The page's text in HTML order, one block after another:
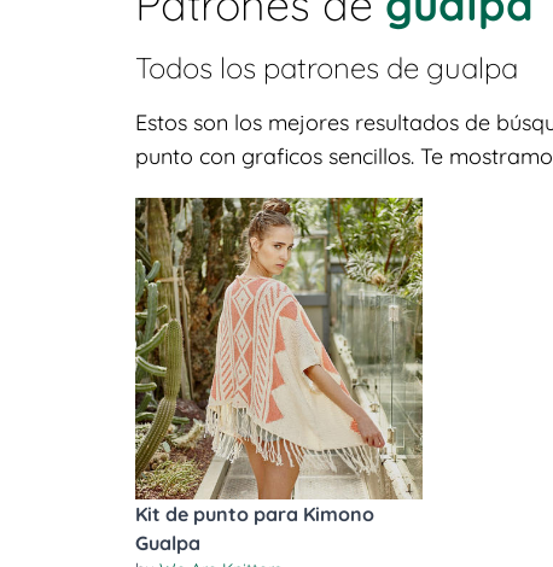
Todos los patrones de gualpa
Estos son los mejores resultados de
punto con graficos sencillos. Te
Kit de punto para Kimono
Gualpa